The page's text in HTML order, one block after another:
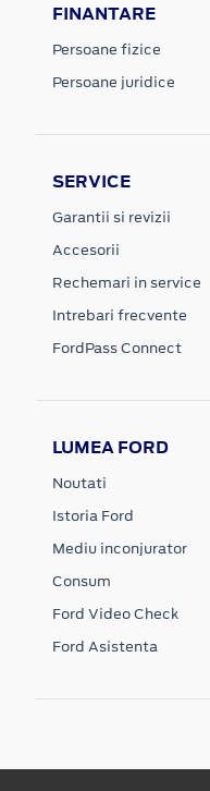
FINANTARE
Persoane fizice
Persoane juridice
SERVICE
Garantii si revizii
Accesorii
Rechemari in service
Intrebari frecvente
FordPass Connect
LUMEA FORD
Noutati
Istoria Ford
Mediu inconjurator
Consum
Ford Video Check
Ford Asistenta